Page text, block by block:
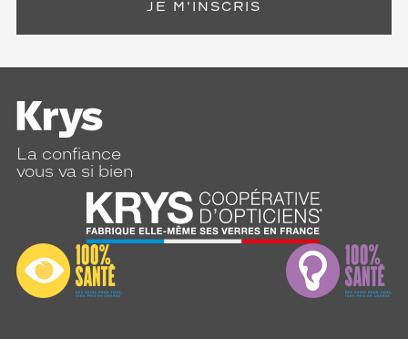
JE M'INSCRIS
La confiance
vous va si bien